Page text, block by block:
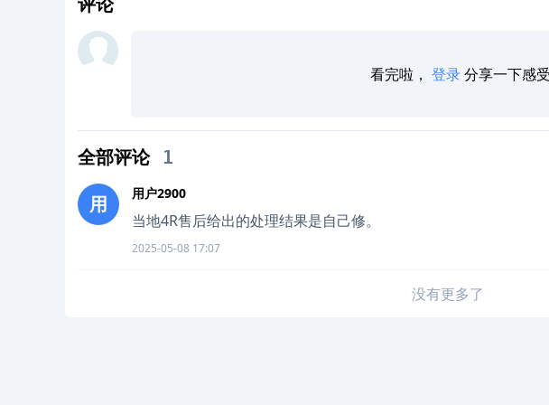
看完啦， 登录分享一下感
全部评论 1
用 用户2900
当地4R售后给出的处理结果是自己修。
2025-05-08 17:07
没有更多了